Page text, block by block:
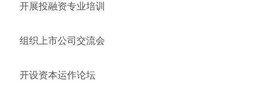
开展投融资专业培训
组织上市公司交流会
开设资本运作论坛